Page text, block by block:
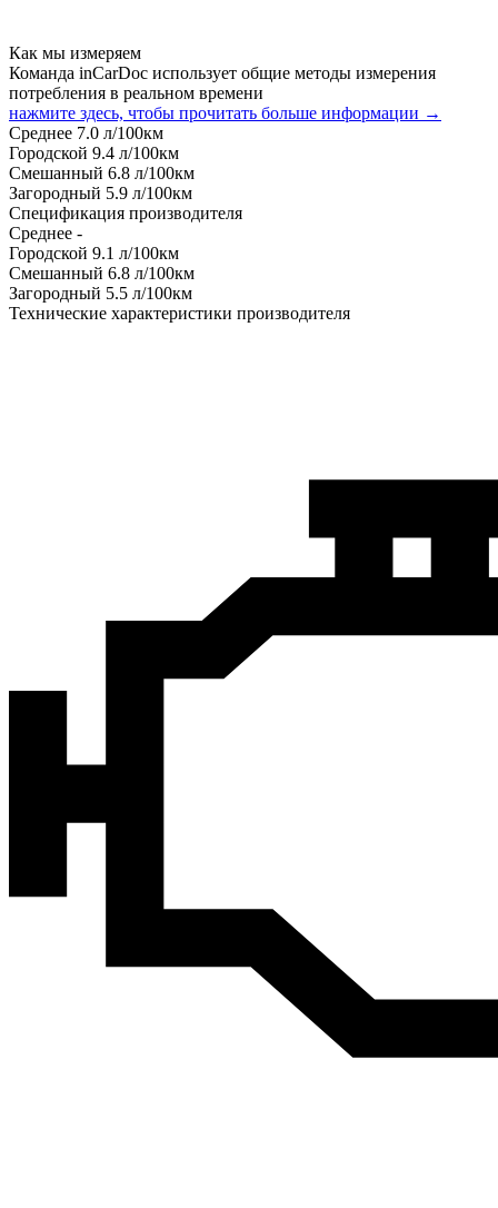
Как мы измеряем
Команда inCarDoc использует общие методы измерения
потребления в реальном времени
нажмите здесь, чтобы прочитать больше информации →
Среднее 7.0 л/100км
Городской 9.4 л/100км
Смешанный 6.8 л/100км
Загородный 5.9 л/100км
Спецификация производителя
Среднее -
Городской 9.1 л/100км
Смешанный 6.8 л/100км
Загородный 5.5 л/100км
Технические характеристики производителя